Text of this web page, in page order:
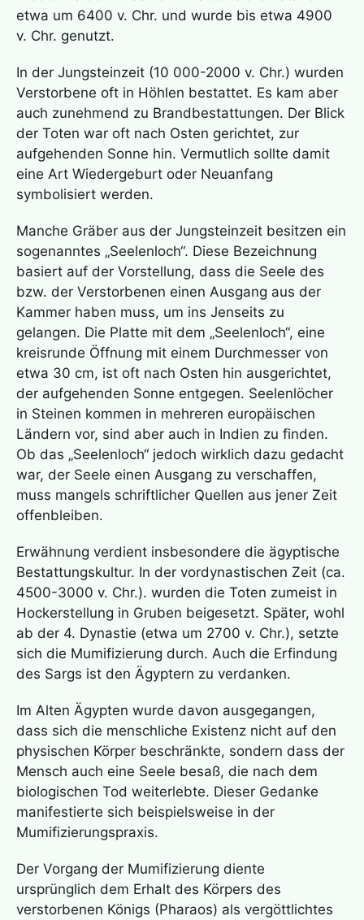
etwa um 6400 v. Chr. und wurde bis etwa 4900
v. Chr. genutzt.
In der Jungsteinzeit (10 000-2000 v. Chr.) wurden
Verstorbene oft in Höhlen bestattet. Es kam aber
auch zunehmend zu Brandbestattungen. Der Blick
der Toten war oft nach Osten gerichtet, zur
aufgehenden Sonne hin. Vermutlich sollte damit
eine Art Wiedergeburt oder Neuanfang
symbolisiert werden.
Manche Gräber aus der Jungsteinzeit besitzen ein
sogenanntes „Seelenloch“. Diese Bezeichnung
basiert auf der Vorstellung, dass die Seele des
bzw. der Verstorbenen einen Ausgang aus der
Kammer haben muss, um ins Jenseits zu
gelangen. Die Platte mit dem „Seelenloch“, eine
kreisrunde Öffnung mit einem Durchmesser von
etwa 30 cm, ist oft nach Osten hin ausgerichtet,
der aufgehenden Sonne entgegen. Seelenlöcher
in Steinen kommen in mehreren europäischen
Ländern vor, sind aber auch in Indien zu finden.
Ob das „Seelenloch“ jedoch wirklich dazu gedacht
war, der Seele einen Ausgang zu verschaffen,
muss mangels schriftlicher Quellen aus jener Zeit
offenbleiben.
Erwähnung verdient insbesondere die ägyptische
Bestattungskultur. In der vordynastischen Zeit (ca.
4500-3000 v. Chr.). wurden die Toten zumeist in
Hockerstellung in Gruben beigesetzt. Später, wohl
ab der 4. Dynastie (etwa um 2700 v. Chr.), setzte
sich die Mumifizierung durch. Auch die Erfindung
des Sargs ist den Ägyptern zu verdanken.
Im Alten Ägypten wurde davon ausgegangen,
dass sich die menschliche Existenz nicht auf den
physischen Körper beschränkte, sondern dass der
Mensch auch eine Seele besaß, die nach dem
biologischen Tod weiterlebte. Dieser Gedanke
manifestierte sich beispielsweise in der
Mumifizierungspraxis.
Der Vorgang der Mumifizierung diente
ursprünglich dem Erhalt des Körpers des
verstorbenen Königs (Pharaos) als vergöttlichtes